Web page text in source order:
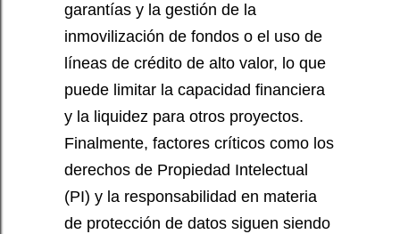
garantías y la gestión de la
inmovilización de fondos o el uso de
líneas de crédito de alto valor, lo que
puede limitar la capacidad financiera
y la liquidez para otros proyectos.
Finalmente, factores críticos como los
derechos de Propiedad Intelectual
(PI) y la responsabilidad en materia
de protección de datos siguen siendo